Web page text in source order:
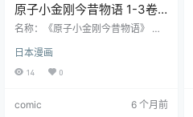
原子小金刚今昔物语 1-3卷
手塚治虫 漫画百度网盘下载
名称：《原子小金刚今昔物语》 作
4 MB 语言：中文（东贩） 状态：
已完结 分辨率：单页1422X2048像
素左右 剧情简介 故事开篇，来到地
外坠落，引发巨大爆炸，原子小金
日本漫画
14 0
comic 6 个月前